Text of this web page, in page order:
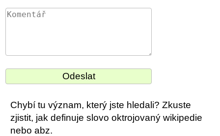
Chybí tu význam, který jste hledali? Zkuste
zjistit, jak definuje slovo oktrojovaný wikipedie
nebo abz.